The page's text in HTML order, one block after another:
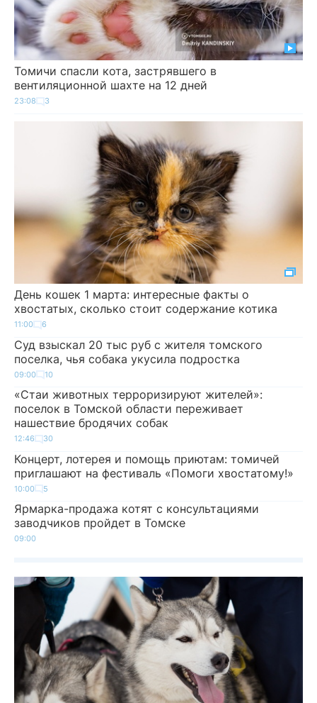
Томичи спасли кота, застрявшего в
вентиляционной шахте на 12 дней
23:08 3
День кошек 1 марта: интересные факты о
хвостатых, сколько стоит содержание котика
11:00 6
Суд взыскал 20 тыс руб с жителя томского
поселка, чья собака укусила подростка
09:00 10
«Стаи животных терроризируют жителей»:
поселок в Томской области переживает
нашествие бродячих собак
12:46 30
Концерт, лотерея и помощь приютам: томичей
приглашают на фестиваль «Помоги хвостатому!»
10:00 5
Ярмарка-продажа котят с консультациями
заводчиков пройдет в Томске
09:00